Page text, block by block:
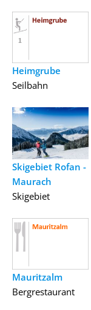
Heimgrube
Seilbahn
Skigebiet Rofan -
Maurach
Skigebiet
Mauritzalm
Bergrestaurant